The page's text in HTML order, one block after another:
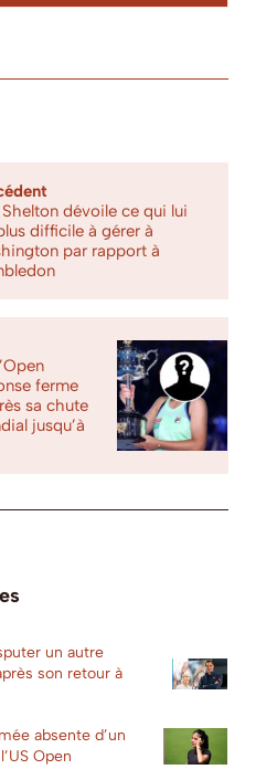
Shelton dévoile ce qui lui
difficile à gérer à
par rapport à
ferme
sa chute
jusqu’à
un autre
son retour à
absente d’un
Open